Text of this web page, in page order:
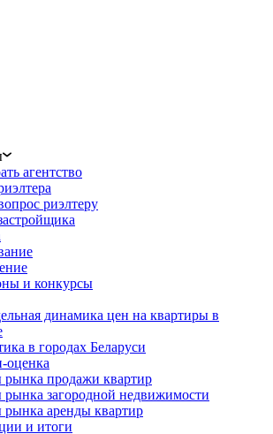
агентство
риэлтеру
и конкурсы
динамика цен на квартиры в
в городах Беларуси
оценка
продажи квартир
загородной недвижимости
аренды квартир
и итоги